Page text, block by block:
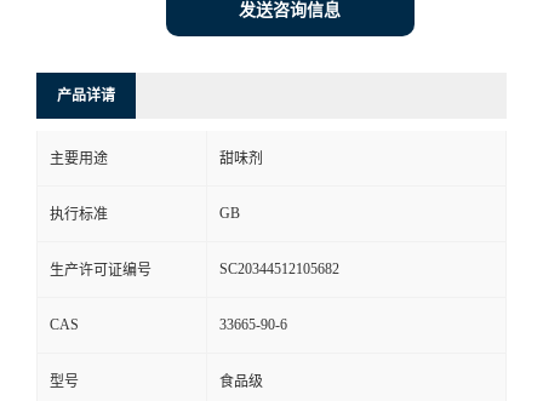
发送咨询信息
产品详请
主要用途 甜味剂
执行标准 GB
生产许可证编号 SC20344512105682
CAS 33665-90-6
型号 食品级